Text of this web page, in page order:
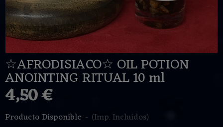
☆AFRODISIACO☆ OIL POTION
ANOINTING RITUAL 10 ml
4,50 €
Producto Disponible - (Imp. Incluidos)